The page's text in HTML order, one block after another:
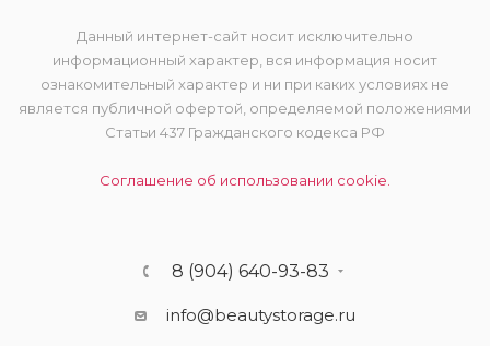
Данный интернет-сайт носит исключительно
информационный характер, вся информация носит
ознакомительный характер и ни при каких условиях не
является публичной офертой, определяемой положениями
Статьи 437 Гражданского кодекса РФ
Соглашение об использовании cookie.
8 (904) 640-93-83
info@beautystorage.ru